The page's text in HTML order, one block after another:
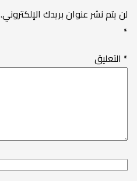
لن يتم نشر عنوان بريدك الإلكتروني.
*
*